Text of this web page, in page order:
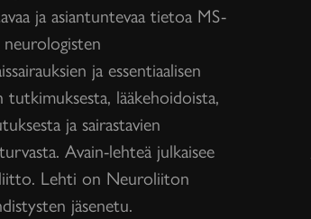
ja asiantuntevaa tietoa MS-
ja essentiaalisen
tutkimuksesta, lääkehoidoista,
ja sairastavien
Avain-lehteä julkaisee
Lehti on Neuroliiton
jäsenetu.